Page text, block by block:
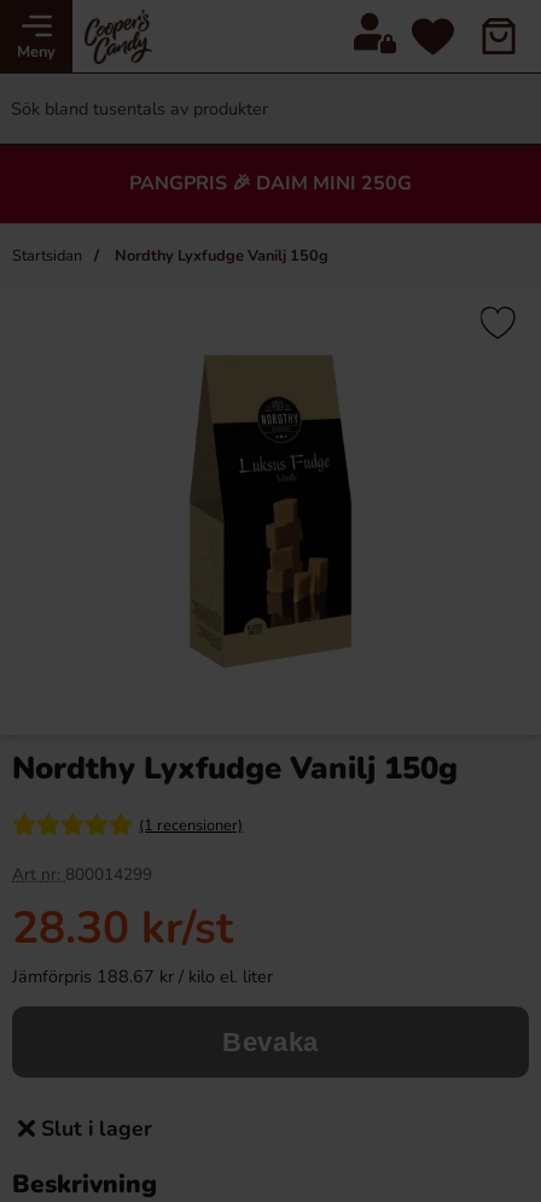
Meny
PANGPRIS 🎉 DAIM MINI 250G
Startsidan Nordthy Lyxfudge Vanilj 150g
Nordthy Lyxfudge Vanilj 150g
(1 recensioner)
Art nr: 800014299
28.30 kr/st
Jämförpris 188.67 kr / kilo el. liter
Bevaka
Slut i lager
Beskrivning